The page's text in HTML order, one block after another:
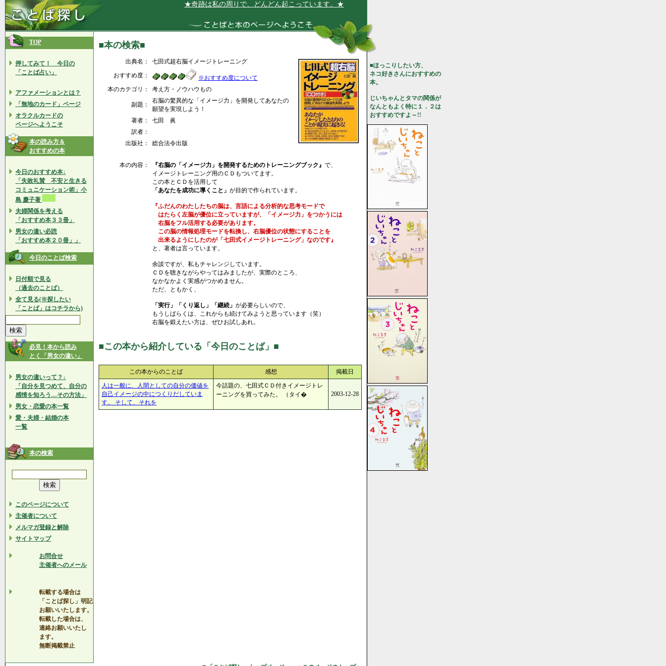
★奇跡は私の周りで、どんどん起こっています。★
TOP
押してみて！ 今日の
「ことば占い」
アファメーションとは？
「無地のカード」ページ
オラクルカードの
ページへようこそ
本の読み方＆
おすすめの本
今日のおすすめ本↓
「失敗礼賛 不安と生きる
コミュニケーション術」小
島 慶子著
夫婦関係を考える
「おすすめ本３３冊」
男女の違い必読
「おすすめ本２０冊」」
今日のことば検索
日付順で見る
（過去のことば）
全て見る(※探したい
「ことば」はコチラから)
必見！本から読み
とく「男女の違い」
男女の違いって？↓
「自分を見つめて、自分の
感情を知ろう…その方法」
男女・恋愛の本一覧
愛・夫婦・結婚の本
一覧
本の検索
このページについて
主催者について
メルマガ登録と解除
サイトマップ
お問合せ
主催者へのメール
転載する場合は
「ことば探し」明記
お願いいたします。
転載した場合は、
連絡お願いいたし
ます。
無断掲載禁止
■本の検索■
出典名：
七田式超右脳イメージトレーニング
おすすめ度：
※おすすめ度について
本のカテゴリ：
考え方・ノウハウもの
副題：
右脳の驚異的な「イメージ力」を開発してあなたの
願望を実現しよう！
著者：
七田 眞
訳者：
出版社：
総合法令出版
本の内容： 『右脳の「イメージ力」を開発するためのトレーニングブック』 で、
イメージトレーニング用のＣＤもついてます。
この本とＣＤを活用して
「あなたを成功に導くこと」 が目的で作られています。
『ふだんのわたしたちの脳は、言語による分析的な思考モードで
はたらく左脳が優位に立っていますが、「イメージ力」をつかうには
右脳をフル活用する必要があります。
この脳の情報処理モードを転換し、右脳優位の状態にすることを
出来るようにしたのが「七田式イメージトレーニング」なのです』
と、著者は言っています。
余談ですが、私もチャレンジしています。
ＣＤを聴きながらやってはみましたが、実際のところ、
なかなかよく実感がつかめません。
ただ、ともかく、
「実行」「くり返し」「継続」 が必要らしいので、
もうしばらくは、これからも続けてみようと思っています（笑）
右脳を鍛えたい方は、ぜひお試しあれ。
■この本から紹介している「今日のことば」■
この本からのことば 感想
掲載日
人は一般に、人間としての自分の価値を
自己イメージの中につくりだしていま
す。 そして、それを
今話題の、七田式ＣＤ付きイメージトレ
ーニングを買ってみた。 （タイ�
2003-12-28
■ほっこりしたい方、
ネコ好きさんにおすすめの
本。
じいちゃんとタマの関係が
なんともよく特に１．２は
おすすめですよ～!!